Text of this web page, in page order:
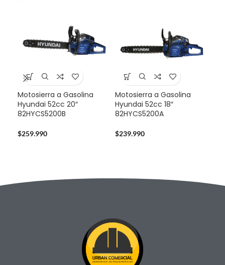
Motosierra a Gasolina
Hyundai 52cc 20″
82HYCS5200B
$259.990
Motosierra a Gasolina
Hyundai 52cc 18″
82HYCS5200A
$239.990